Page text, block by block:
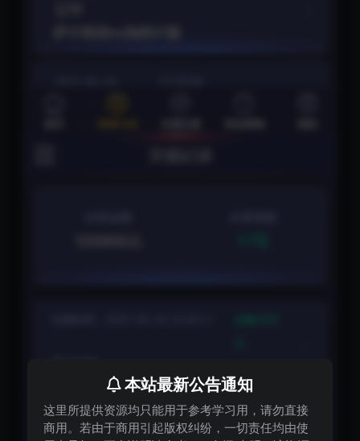
本站最新公告通知
这里所提供资源均只能用于参考学习用，请勿直接
商用。若由于商用引起版权纠纷，一切责任均由使